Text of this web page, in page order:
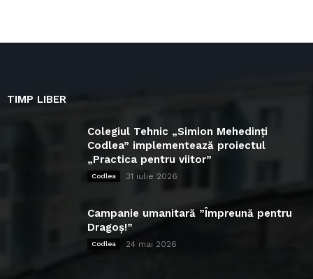
TIMP LIBER
Colegiul Tehnic „Simion Mehedinți
Codlea” implementează proiectul
„Practica pentru viitor”
Codlea 31 iulie 2026
Campanie umanitară ”Împreună pentru
Dragoș!”
Codlea 24 mai 2026